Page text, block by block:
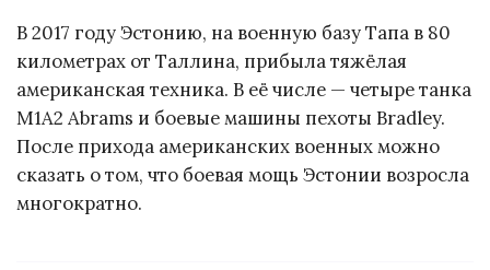
В 2017 году Эстонию, на военную базу Тапа в 80
километрах от Таллина, прибыла тяжёлая
американская техника. В её числе — четыре танка
M1A2 Abrams и боевые машины пехоты Bradley.
После прихода американских военных можно
сказать о том, что боевая мощь Эстонии возросла
многократно.